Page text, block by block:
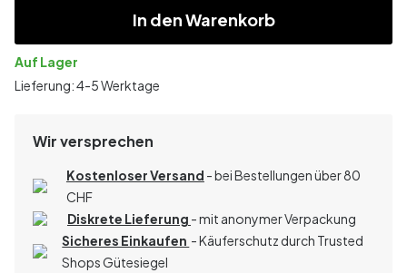
In den Warenkorb
Auf Lager
Lieferung: 4-5 Werktage
Wir versprechen
Kostenloser Versand - bei Bestellungen über 80
CHF
Diskrete Lieferung - mit anonymer Verpackung
Sicheres Einkaufen - Käuferschutz durch Trusted
Shops Gütesiegel